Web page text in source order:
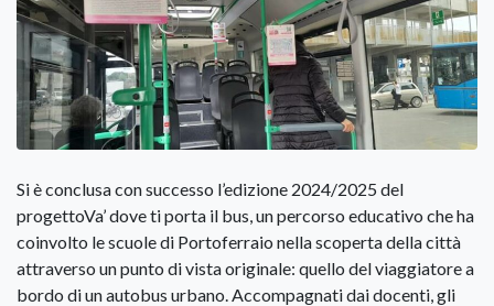
Si è conclusa con successo l’edizione 2024/2025 del
progettoVa’ dove ti porta il bus, un percorso educativo che ha
coinvolto le scuole di Portoferraio nella scoperta della città
attraverso un punto di vista originale: quello del viaggiatore a
bordo di un autobus urbano. Accompagnati dai docenti, gli